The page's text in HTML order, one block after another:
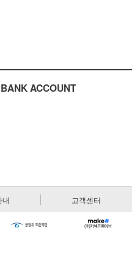
BANK ACCOUNT
내 고객센터